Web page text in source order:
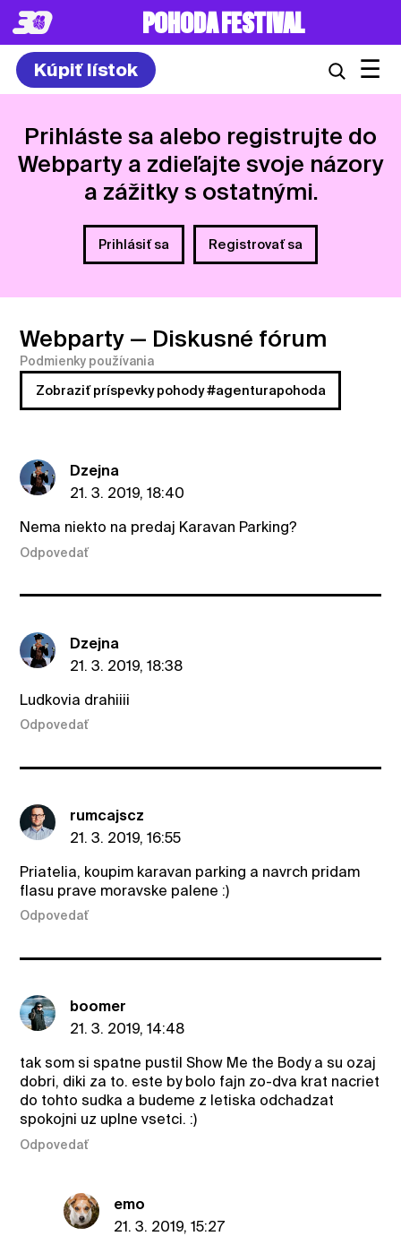
8. – 10.7.2027
Kúpiť lístok ☰
Prihláste sa alebo registrujte do
Webparty a zdieľajte svoje názory
a zážitky s ostatnými.
Prihlásiť sa Registrovať sa
Webparty — Diskusné fórum
Podmienky používania
Zobraziť príspevky pohody #agenturapohoda
Dzejna
21. 3. 2019, 18:40
Nema niekto na predaj Karavan Parking?
Odpovedať
Dzejna
21. 3. 2019, 18:38
Ludkovia drahiiii
Odpovedať
rumcajscz
21. 3. 2019, 16:55
Priatelia, koupim karavan parking a navrch pridam
flasu prave moravske palene :)
Odpovedať
boomer
21. 3. 2019, 14:48
tak som si spatne pustil Show Me the Body a su ozaj
dobri, diki za to. este by bolo fajn zo-dva krat nacriet
do tohto sudka a budeme z letiska odchadzat
spokojni uz uplne vsetci. :)
Odpovedať
emo
21. 3. 2019, 15:27